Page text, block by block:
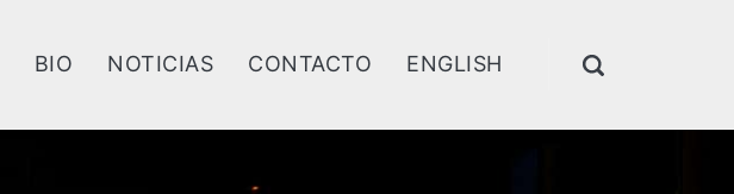
BIO NOTICIAS CONTACTO ENGLISH